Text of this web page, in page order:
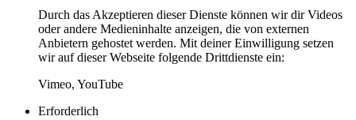
Durch das Akzeptieren dieser Dienste können wir dir Videos
oder andere Medieninhalte anzeigen, die von externen
Anbietern gehostet werden. Mit deiner Einwilligung setzen
wir auf dieser Webseite folgende Drittdienste ein:
Vimeo, YouTube
Erforderlich